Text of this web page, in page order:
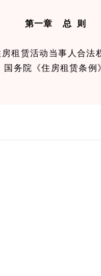
第一章 总 则
租赁活动当事人合
国务院《住房租赁条
房、保障性租赁住